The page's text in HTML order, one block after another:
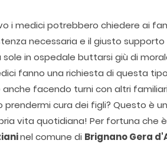
i medici potrebbero chiedere ai
necessaria e il giusto
in ospedale buttarsi giù di
fanno una richiesta di questa
facendo turni con altri
prendermi cura dei figli? Questo è
vita quotidiana! Per fortuna che
nel comune di Brignano Gera